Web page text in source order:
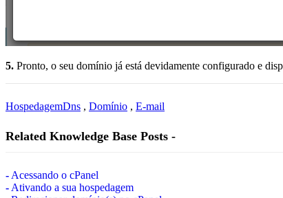
5. Pronto, o seu domínio já está devidamente configurado e
HospedagemDns , Domínio , E-mail
Related Knowledge Base Posts -
Acessando o cPanel
Ativando a sua hospedagem